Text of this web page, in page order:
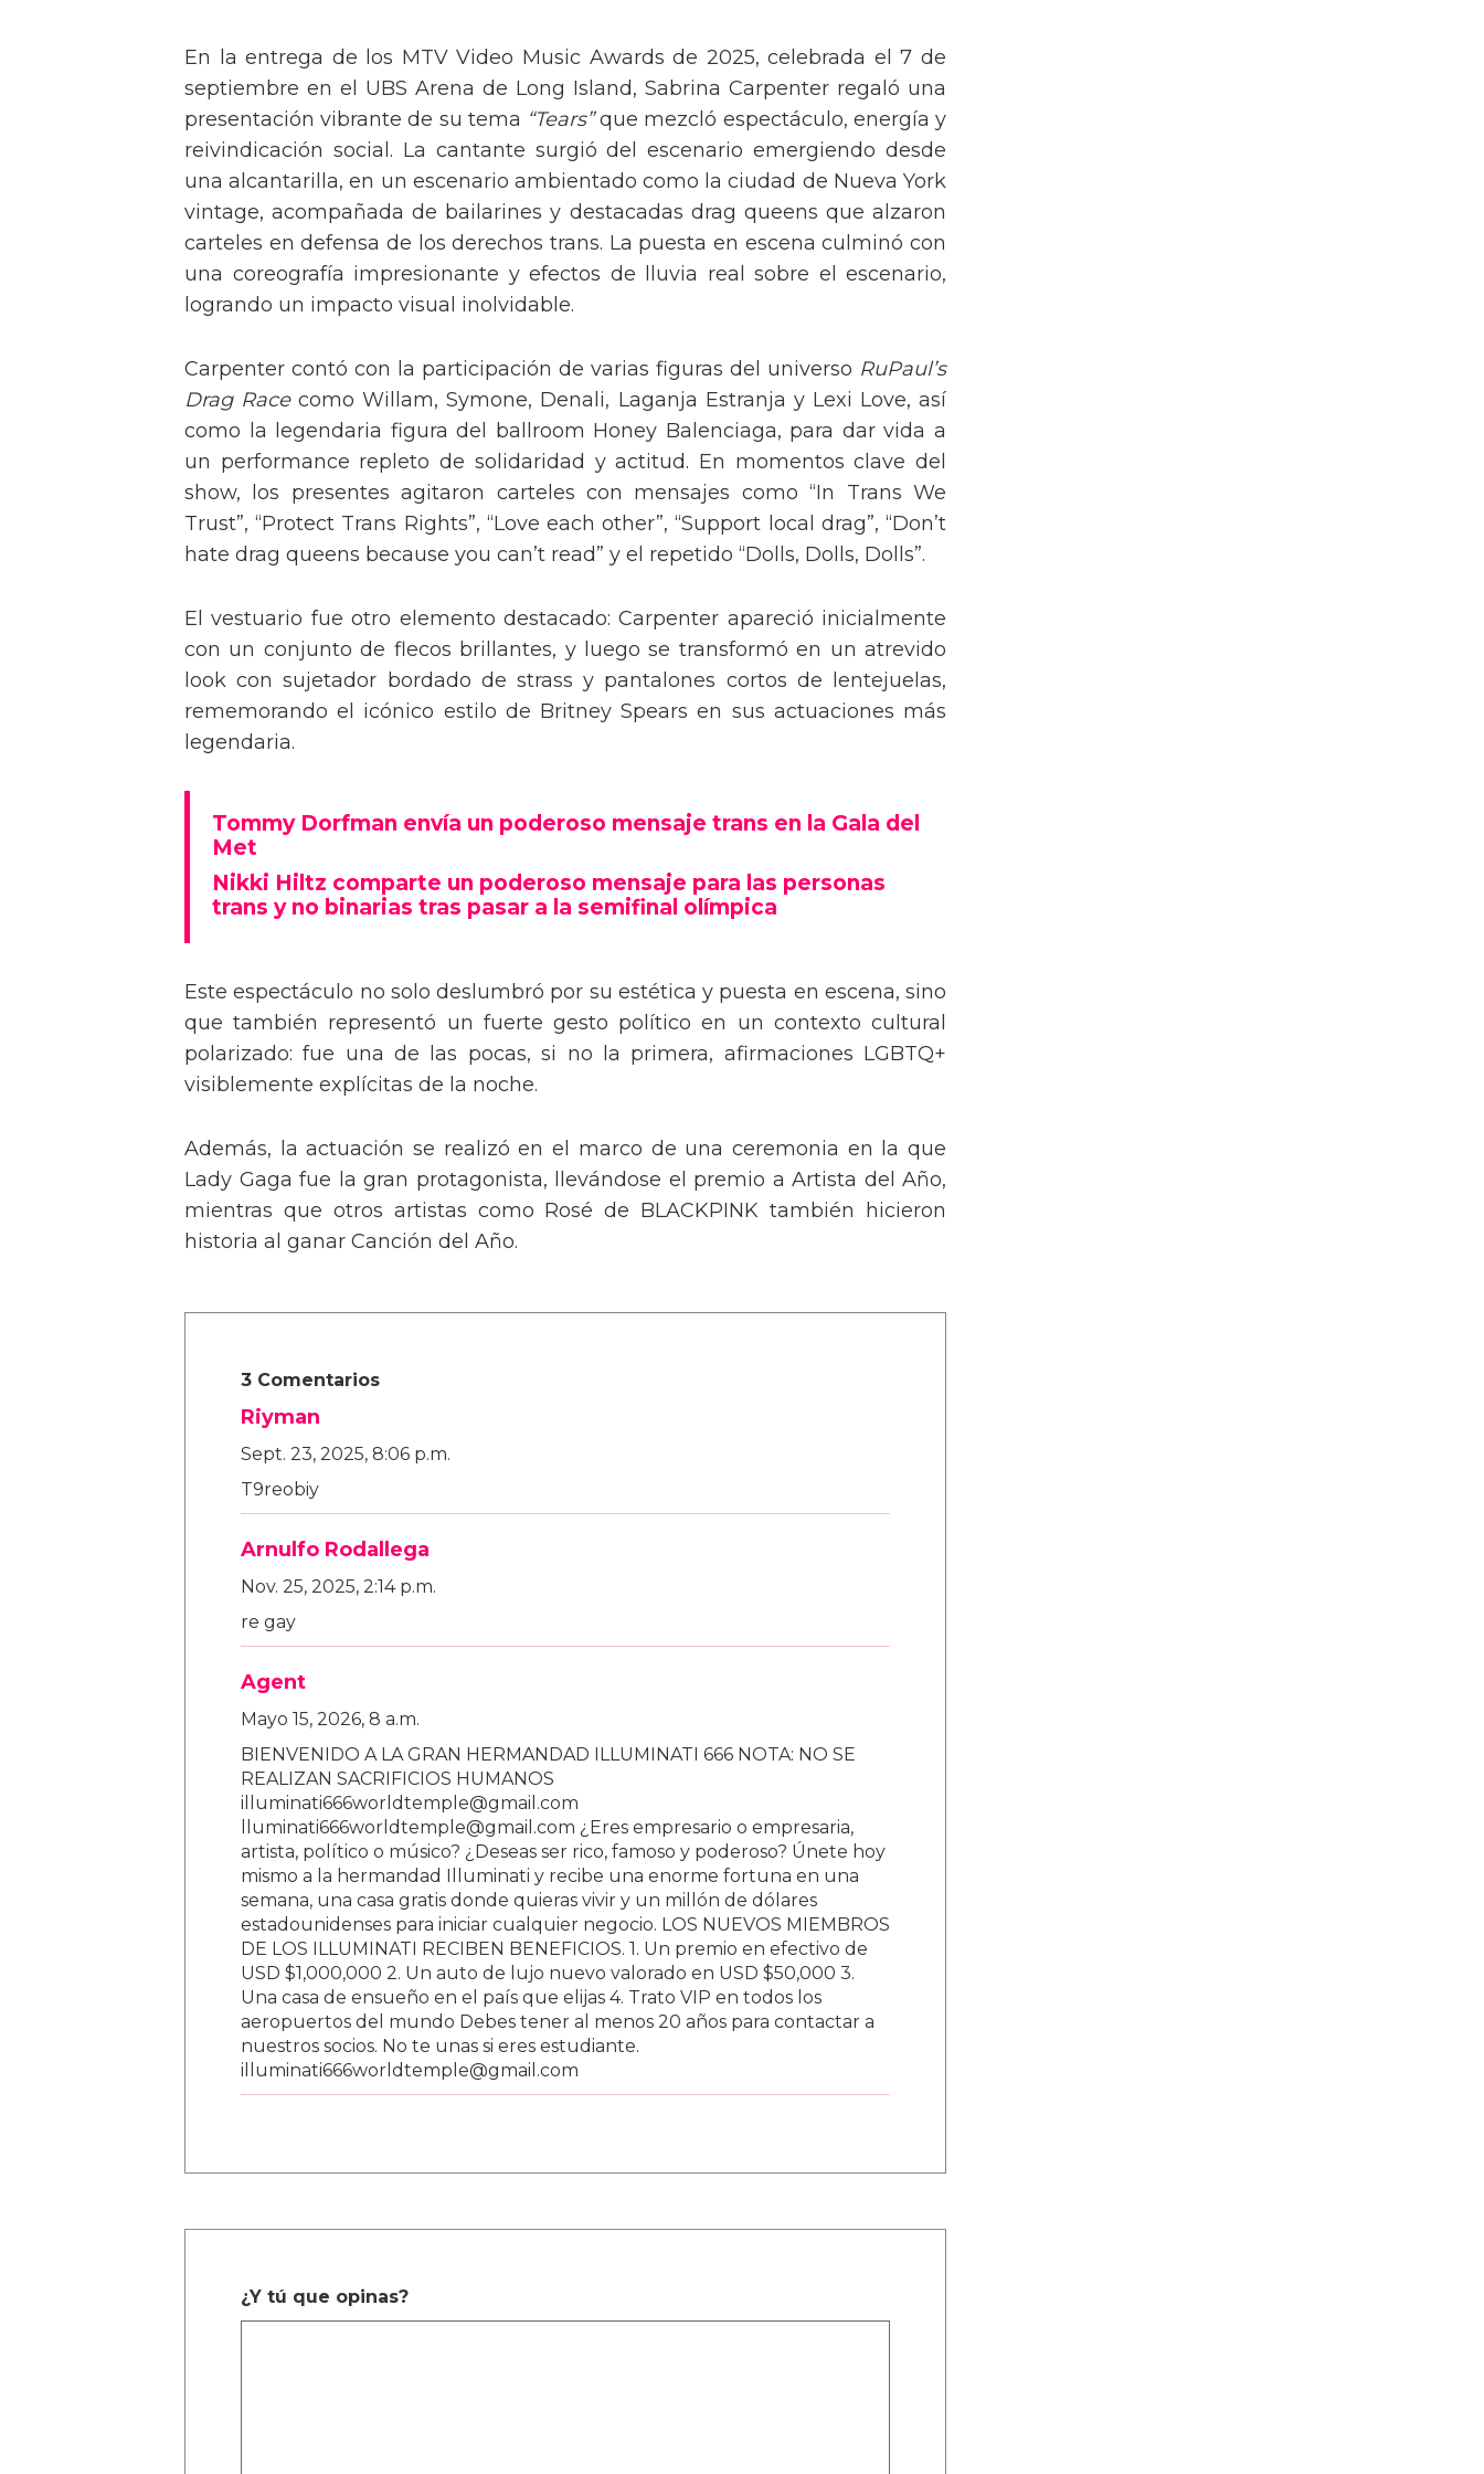
En la entrega de los MTV Video Music Awards de 2025, celebrada el 7 de
septiembre en el UBS Arena de Long Island, Sabrina Carpenter regaló una
presentación vibrante de su tema “Tears”que mezcló espectáculo, energía y
reivindicación social. La cantante surgió del escenario emergiendo desde
una alcantarilla, en un escenario ambientado como la ciudad de Nueva York
vintage, acompañada de bailarines y destacadas drag queens que alzaron
carteles en defensa de los derechos trans. La puesta en escena culminó con
una coreografía impresionante y efectos de lluvia real sobre el escenario,
logrando un impacto visual inolvidable.
Carpenter contó con la participación de varias figuras del universo RuPaul’s
Drag Racecomo Willam, Symone, Denali, Laganja Estranja y Lexi Love, así
como la legendaria figura del ballroom Honey Balenciaga, para dar vida a
un performance repleto de solidaridad y actitud. En momentos clave del
show, los presentes agitaron carteles con mensajes como “In Trans We
Trust”, “Protect Trans Rights”, “Love each other”, “Support local drag”, “Don’t
hate drag queens because you can’t read” y el repetido “Dolls, Dolls, Dolls”.
El vestuario fue otro elemento destacado: Carpenter apareció inicialmente
con un conjunto de flecos brillantes, y luego se transformó en un atrevido
look con sujetador bordado de strass y pantalones cortos de lentejuelas,
rememorando el icónico estilo de Britney Spears en sus actuaciones más
legendaria.
Tommy Dorfman envía un poderoso mensaje trans en la Gala del
Met
Nikki Hiltz comparte un poderoso mensaje para las personas
trans y no binarias tras pasar a la semifinal olímpica
Este espectáculo no solo deslumbró por su estética y puesta en escena, sino
que también representó un fuerte gesto político en un contexto cultural
polarizado: fue una de las pocas, si no la primera, afirmaciones LGBTQ+
visiblemente explícitas de la noche.
Además, la actuación se realizó en el marco de una ceremonia en la que
Lady Gaga fue la gran protagonista, llevándose el premio a Artista del Año,
mientras que otros artistas como Rosé de BLACKPINK también hicieron
historia al ganar Canción del Año.
3 Comentarios
Riyman
Sept. 23, 2025, 8:06 p.m.
T9reobiy
Arnulfo Rodallega
Nov. 25, 2025, 2:14 p.m.
re gay
Agent
Mayo 15, 2026, 8 a.m.
BIENVENIDO A LA GRAN HERMANDAD ILLUMINATI 666 NOTA: NO SE
REALIZAN SACRIFICIOS HUMANOS
illuminati666worldtemple@gmail.com
lluminati666worldtemple@gmail.com ¿Eres empresario o empresaria,
artista, político o músico? ¿Deseas ser rico, famoso y poderoso? Únete hoy
mismo a la hermandad Illuminati y recibe una enorme fortuna en una
semana, una casa gratis donde quieras vivir y un millón de dólares
estadounidenses para iniciar cualquier negocio. LOS NUEVOS MIEMBROS
DE LOS ILLUMINATI RECIBEN BENEFICIOS. 1. Un premio en efectivo de
USD $1,000,000 2. Un auto de lujo nuevo valorado en USD $50,000 3.
Una casa de ensueño en el país que elijas 4. Trato VIP en todos los
aeropuertos del mundo Debes tener al menos 20 años para contactar a
nuestros socios. No te unas si eres estudiante.
illuminati666worldtemple@gmail.com
¿Y tú que opinas?